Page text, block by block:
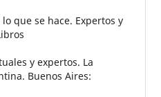
que se hace. Expertos y
y expertos. La
Buenos Aires: